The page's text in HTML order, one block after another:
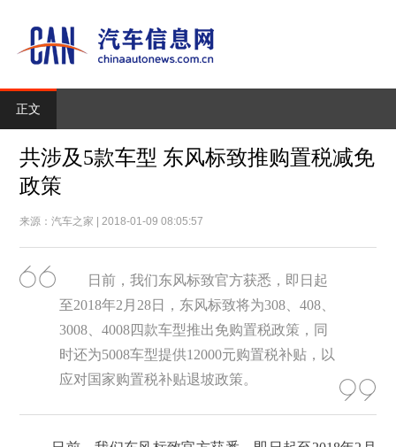
正文
共涉及5款车型 东风标致推购置税减免
政策
来源：汽车之家 | 2018-01-09 08:05:57
日前，我们东风标致官方获悉，即日起
至2018年2月28日，东风标致将为308、408、
3008、4008四款车型推出免购置税政策，同
时还为5008车型提供12000元购置税补贴，以
应对国家购置税补贴退坡政策。